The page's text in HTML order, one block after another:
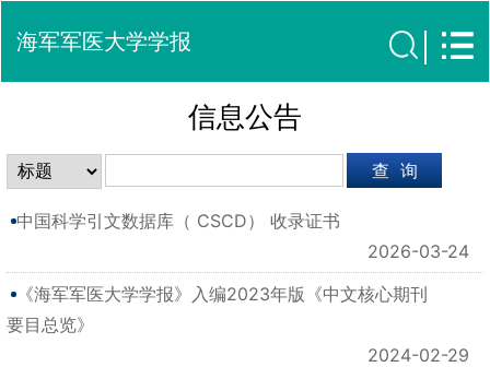
海军军医大学学报
信息公告
中国科学引文数据库（ CSCD） 收录证书
2026-03-24
《海军军医大学学报》入编2023年版《中文核心期刊
要目总览》
2024-02-29